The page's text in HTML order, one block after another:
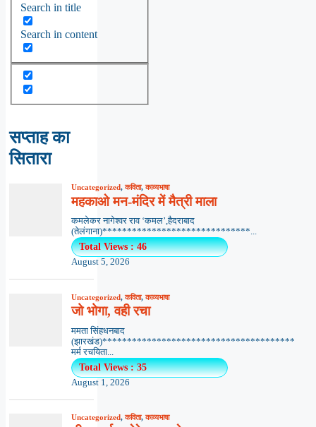
Search in title
Search in content
सप्ताह का
सितारा
Uncategorized,कविता,काव्यभाषा
महकाओ मन-मंदिर में मैत्री माला
कमलेकर नागेश्वर राव ‘कमल’,हैदराबाद
(तेलंगाना)******************************...
Total Views : 46
August 5, 2026
Uncategorized,कविता,काव्यभाषा
जो भोगा, वही रचा
ममता सिंहधनबाद
(झारखंड)***************************************
मर्म रचयिता...
Total Views : 35
August 1, 2026
Uncategorized,कविता,काव्यभाषा